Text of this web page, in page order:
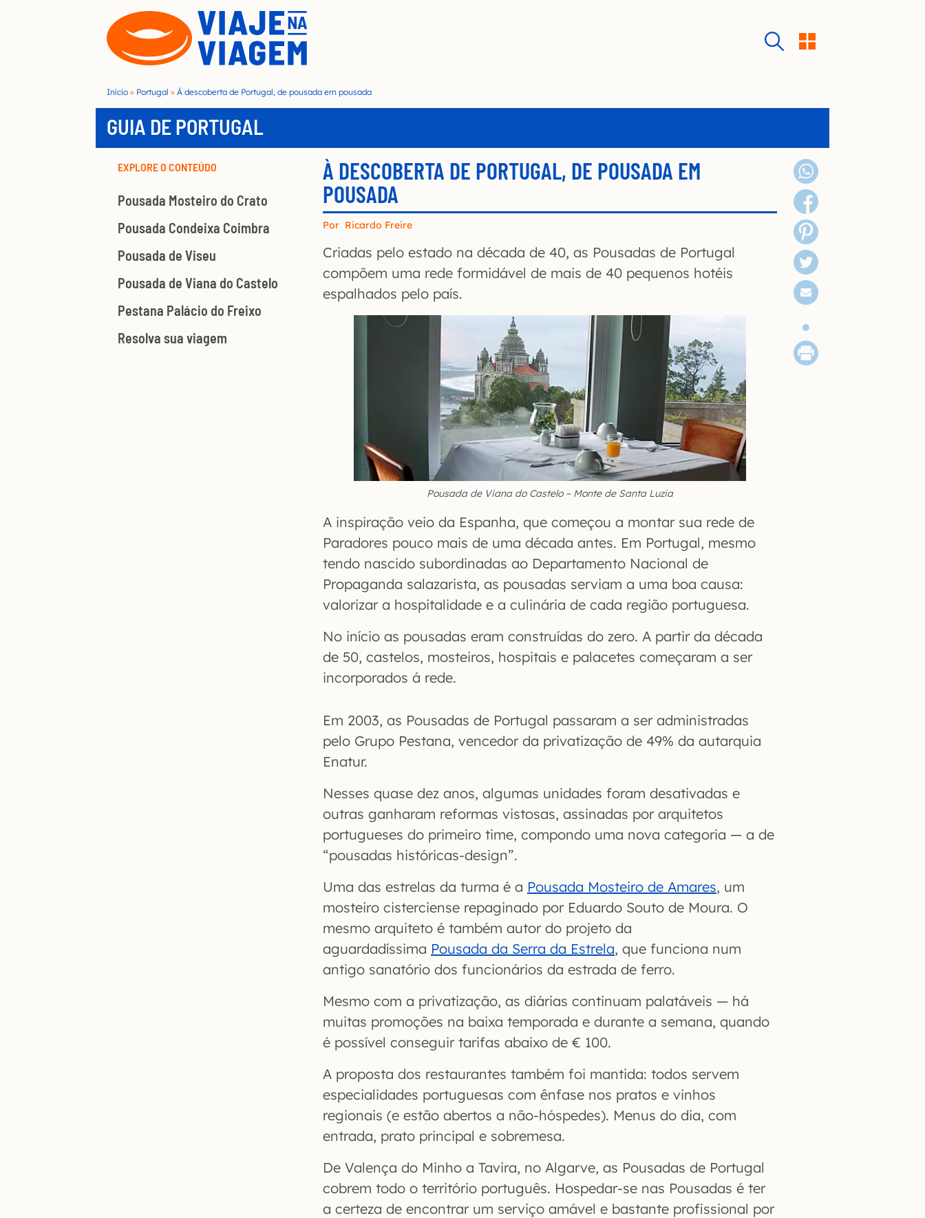
Início » Portugal » À descoberta de Portugal, de pousada em pousada
GUIA DE PORTUGAL
EXPLORE O CONTEÚDO
Pousada Mosteiro do Crato
Pousada Condeixa Coimbra
Pousada de Viseu
Pousada de Viana do Castelo
Pestana Palácio do Freixo
Resolva sua viagem
À DESCOBERTA DE PORTUGAL, DE POUSADA EM
POUSADA
Por Ricardo Freire
Criadas pelo estado na década de 40, as Pousadas de Portugal
compõem uma rede formidável de mais de 40 pequenos hotéis
espalhados pelo país.
Pousada de Viana do Castelo – Monte de Santa Luzia
A inspiração veio da Espanha, que começou a montar sua rede de
Paradores pouco mais de uma década antes. Em Portugal, mesmo
tendo nascido subordinadas ao Departamento Nacional de
Propaganda salazarista, as pousadas serviam a uma boa causa:
valorizar a hospitalidade e a culinária de cada região portuguesa.
No início as pousadas eram construídas do zero. A partir da década
de 50, castelos, mosteiros, hospitais e palacetes começaram a ser
incorporados á rede.
Em 2003, as Pousadas de Portugal passaram a ser administradas
pelo Grupo Pestana, vencedor da privatização de 49% da autarquia
Enatur.
Nesses quase dez anos, algumas unidades foram desativadas e
outras ganharam reformas vistosas, assinadas por arquitetos
portugueses do primeiro time, compondo uma nova categoria — a de
“pousadas históricas-design”.
Uma das estrelas da turma é a Pousada Mosteiro de Amares, um
mosteiro cisterciense repaginado por Eduardo Souto de Moura. O
mesmo arquiteto é também autor do projeto da
aguardadíssima Pousada da Serra da Estrela, que funciona num
antigo sanatório dos funcionários da estrada de ferro.
Mesmo com a privatização, as diárias continuam palatáveis — há
muitas promoções na baixa temporada e durante a semana, quando
é possível conseguir tarifas abaixo de € 100.
A proposta dos restaurantes também foi mantida: todos servem
especialidades portuguesas com ênfase nos pratos e vinhos
regionais (e estão abertos a não-hóspedes). Menus do dia, com
entrada, prato principal e sobremesa.
De Valença do Minho a Tavira, no Algarve, as Pousadas de Portugal
cobrem todo o território português. Hospedar-se nas Pousadas é ter
a certeza de encontrar um serviço amável e bastante profissional por